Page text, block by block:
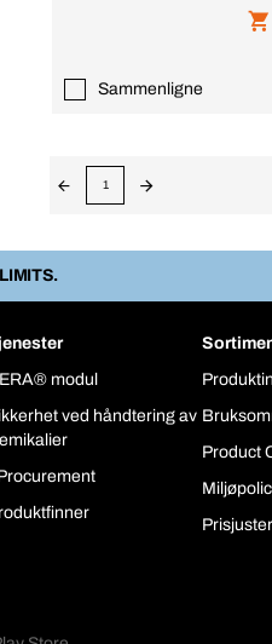
Sammenligne
1
modul
ved håndtering av
Product